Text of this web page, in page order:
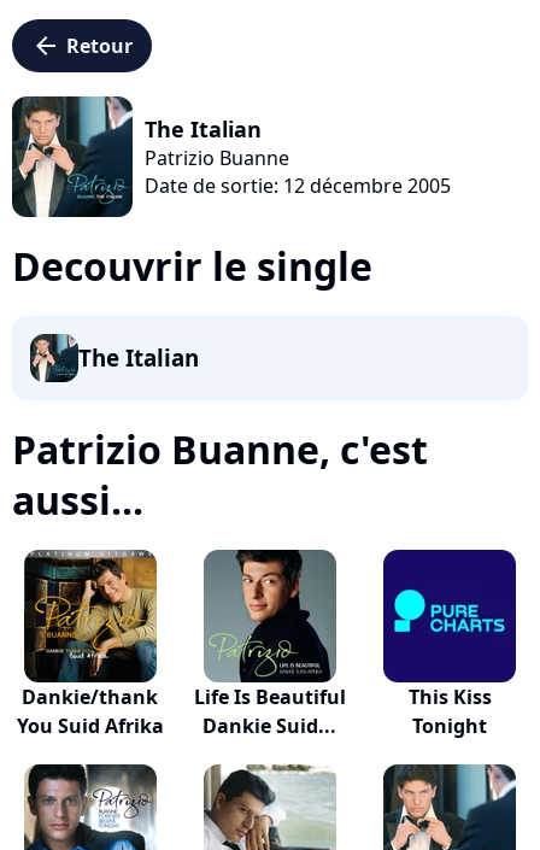
arrow_left Retour
The Italian
Patrizio Buanne
Date de sortie: 12 décembre 2005
Decouvrir le single
The Italian
Patrizio Buanne, c'est
aussi...
Dankie/thank
You Suid Afrika
Life Is Beautiful
Dankie Suid...
This Kiss
Tonight